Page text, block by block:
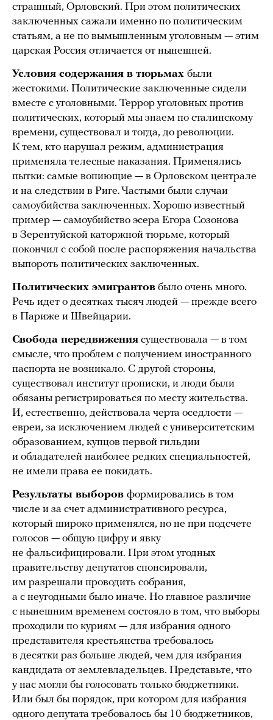
страшный, Орловский. При этом политических
заключенных сажали именно по политическим
статьям, а не по вымышленным уголовным — этим
царская Россия отличается от нынешней.
Условия содержания в тюрьмах были
жестокими. Политические заключенные сидели
вместе с уголовными. Террор уголовных против
политических, который мы знаем по сталинскому
времени, существовал и тогда, до революции.
К тем, кто нарушал режим, администрация
применяла телесные наказания. Применялись
пытки: самые вопиющие — в Орловском централе
и на следствии в Риге. Частыми были случаи
самоубийства заключенных. Хорошо известный
пример — самоубийство эсера Егора Созонова
в Зерентуйской каторжной тюрьме, который
покончил с собой после распоряжения начальства
выпороть политических заключенных.
Политических эмигрантов было очень много.
Речь идет о десятках тысяч людей — прежде всего
в Париже и Швейцарии.
Свобода передвижения существовала — в том
смысле, что проблем с получением иностранного
паспорта не возникало. С другой стороны,
существовал институт прописки, и люди были
обязаны регистрироваться по месту жительства.
И, естественно, действовала черта оседлости —
евреи, за исключением людей с университетским
образованием, купцов первой гильдии
и обладателей наиболее редких специальностей,
не имели права ее покидать.
Результаты выборов формировались в том
числе и за счет административного ресурса,
который широко применялся, но не при подсчете
голосов — общую цифру и явку
не фальсифицировали. При этом угодных
правительству депутатов спонсировали,
им разрешали проводить собрания,
а с неугодными было иначе. Но главное различие
с нынешним временем состояло в том, что выборы
проходили по куриям — для избрания одного
представителя крестьянства требовалось
в десятки раз больше людей, чем для избрания
кандидата от землевладельцев. Представьте, что
у нас могли бы голосовать только бюджетники.
Или был бы порядок, при котором для избрания
одного депутата требовалось бы 10 бюджетников,